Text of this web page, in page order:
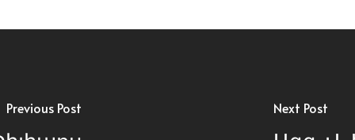
Previous Post Next Post